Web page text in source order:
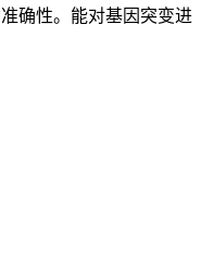
确性。能对基因突变进